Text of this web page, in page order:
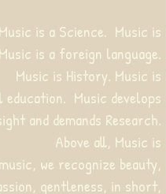
Music is a Science. Music is
is a foreign language.
is History. Music is
education. Music develops
and demands Research.
all, Music is
we recognize beauty,
gentleness, in short,